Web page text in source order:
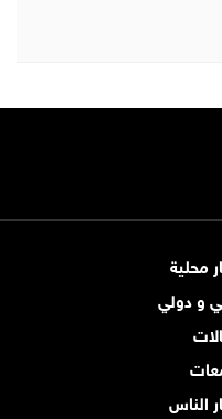
محلية
و دولي
الناس